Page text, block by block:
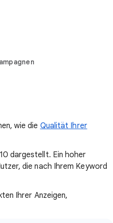
wie die Qualität Ihrer
dargestellt. Ein hoher
die nach Ihrem Keyword
Ihrer Anzeigen,